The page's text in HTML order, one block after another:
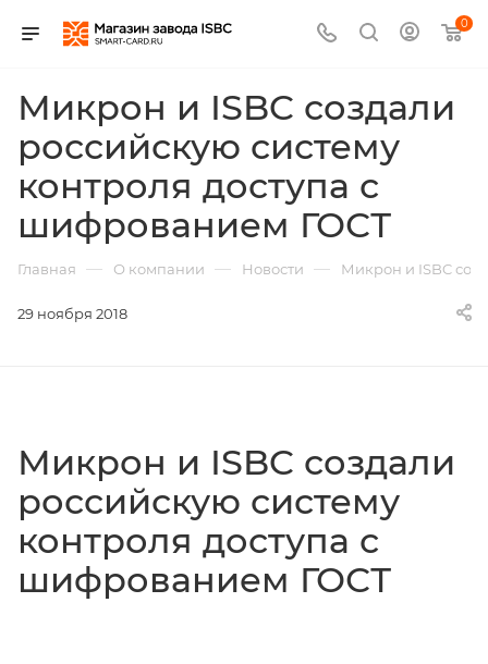
0
Микрон и ISBC создали
российскую систему
контроля доступа с
шифрованием ГОСТ
Главная — О компании — Новости — Микрон и ISBC
29 ноября 2018
Микрон и ISBC создали
российскую систему
контроля доступа с
шифрованием ГОСТ